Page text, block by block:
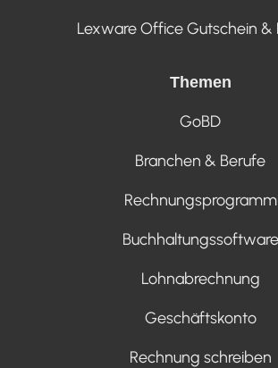
Lexware Office Gutschein &
Themen
GoBD
Branchen & Berufe
Rechnungsprogramm
Buchhaltungssoftware
Lohnabrechnung
Geschäftskonto
Rechnung schreiben